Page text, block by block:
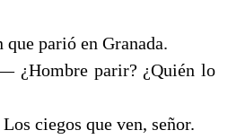
en Granada.
parir? ¿Quién lo
que ven, señor.